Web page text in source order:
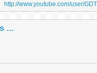
http://www.youtube.com/user/
...